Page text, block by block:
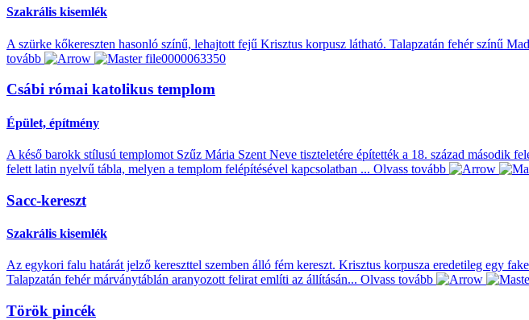
Szakrális kisemlék
A szürke kőkereszten hasonló színű, lehajtott fejű Krisztus korpusz látható. Talapzatán fehér színű
tovább
Csábi római katolikus templom
Épület, építmény
A késő barokk stílusú templomot Szűz Mária Szent Neve tiszteletére építették a 18. század második
felett latin nyelvű tábla, melyen a templom felépítésével kapcsolatban ... Olvass tovább
Sacc-kereszt
Szakrális kisemlék
Az egykori falu határát jelző kereszttel szemben álló fém kereszt. Krisztus korpusza eredetileg egy
Talapzatán fehér márványtáblán aranyozott felirat említi az állításán... Olvass tovább
Török pincék